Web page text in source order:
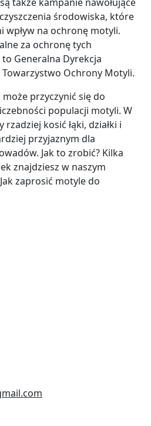
środowiska, które
wpływ na ochronę motyli.
za ochronę tych
Generalna Dyrekcja
Ochrony Motyli.
może przyczynić się do
populacji motyli. W
kosić łąki, działki i
przyjaznym dla
Jak to zrobić? Kilka
znajdziesz w naszym
zaprosić motyle do